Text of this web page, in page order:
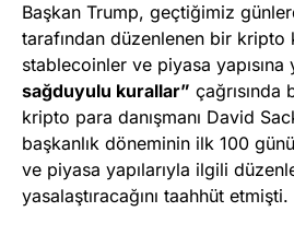
Başkan Trump, geçtiğimiz
tarafından düzenlenen bir kripto
stablecoinler ve piyasa yapısına
sağduyulu kurallar” çağrısında
kripto para danışmanı David
başkanlık döneminin ilk 100
ve piyasa yapılarıyla ilgili
yasalaştıracağını taahhüt etmişti.